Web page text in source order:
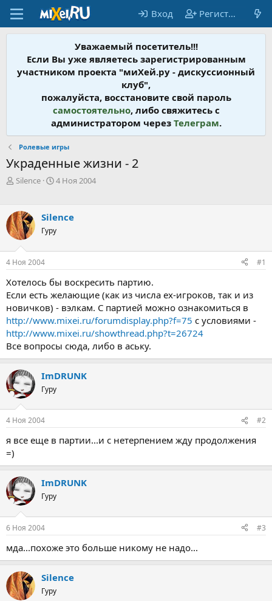
Вход Регистрация
Уважаемый посетитель!!!
Если Вы уже являетесь зарегистрированным
участником проекта "миХей.ру - дискусcионный
клуб",
пожалуйста, восстановите свой пароль
самостоятельно, либо свяжитесь с
администратором через Телеграм.
Ролевые игры
Украденные жизни - 2
А
о
р
т
е
ы
Silence
Д
н
а
л
а
4 Ноя 2004
Silence
Гуру
4 Ноя 2004 #1
Хотелось бы воскресить партию.
Если есть желающие (как из числа ex-игроков, так и из
новичков) - вэлкам. С партией можно ознакомиться в
http://www.mixei.ru/forumdisplay.php?f=75 с условиями -
http://www.mixei.ru/showthread.php?t=26724
Все вопросы сюда, либо в аську.
ImDRUNK
Гуру
4 Ноя 2004 #2
я все еще в партии...и с нетерпением жду продолжения
=)
ImDRUNK
Гуру
6 Ноя 2004 #3
мда...похоже это больше никому не надо...
Silence
Гуру